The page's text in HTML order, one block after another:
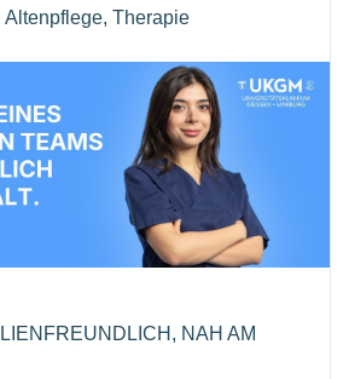
Altenpflege, Therapie
NAH AM